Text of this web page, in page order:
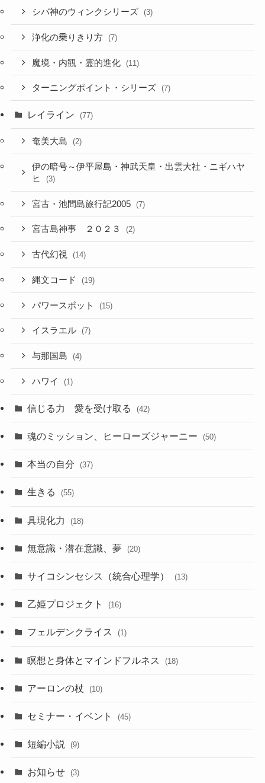
シバ神のウィンクシリーズ (3)
浄化の乗りきり方 (7)
魔境・内観・霊的進化 (11)
ターニングポイント・シリーズ (7)
レイライン (77)
奄美大島 (2)
伊の暗号～伊平屋島・神武天皇・出雲大社・ニギハヤ
ヒ
(3)
宮古・池間島旅行記2005 (7)
宮古島神事 ２０２３ (2)
古代幻視 (14)
縄文コード (19)
パワースポット (15)
イスラエル (7)
与那国島 (4)
ハワイ (1)
信じる力 愛を受け取る (42)
魂のミッション、ヒーローズジャーニー (50)
本当の自分 (37)
生きる (55)
具現化力 (18)
無意識・潜在意識、夢 (20)
サイコシンセシス（統合心理学） (13)
乙姫プロジェクト (16)
フェルデンクライス (1)
瞑想と身体とマインドフルネス (18)
アーロンの杖 (10)
セミナー・イベント (45)
短編小説 (9)
お知らせ (3)